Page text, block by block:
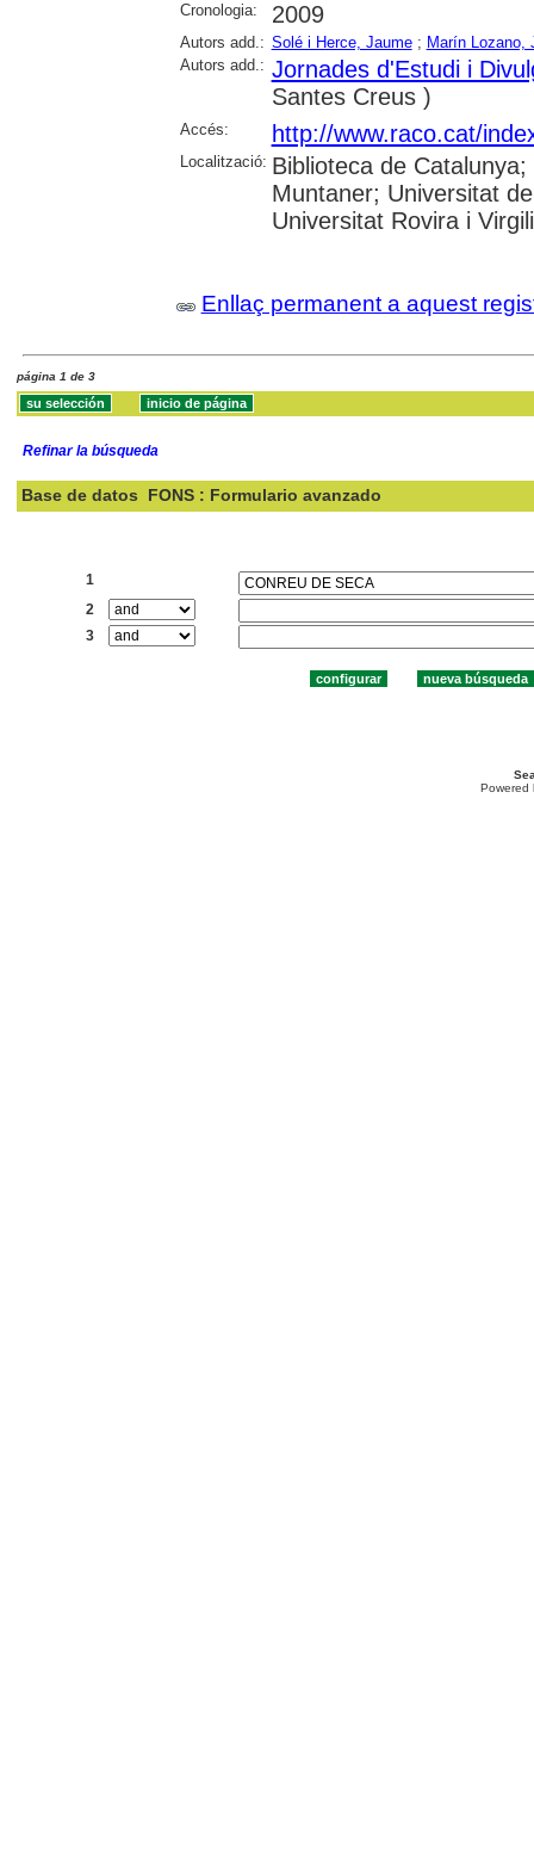
Cronologia: 2009
Autors add.: Solé i Herce, Jaume; Marín Lozano,
Autors add.: Jornades d'Estudi i
Santes Creus )
Accés: http://www.raco.cat/
Localització: Biblioteca de
Muntaner; Universitat
Universitat Rovira i
Enllaç permanent a aquest
página 1 de 3
Refinar la búsqueda
Base de datos FONS : Formulario avanzado
1
2
3